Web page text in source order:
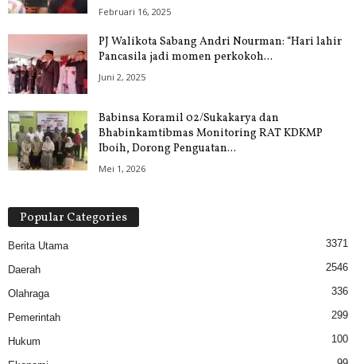
Februari 16, 2025
PJ Walikota Sabang Andri Nourman: “Hari lahir
Pancasila jadi momen perkokoh...
Juni 2, 2025
Babinsa Koramil 02/Sukakarya dan
Bhabinkamtibmas Monitoring RAT KDKMP
Iboih, Dorong Penguatan...
Mei 1, 2026
Popular Categories
Berita Utama 3371
Daerah 2546
Olahraga 336
Pemerintah 299
Hukum 100